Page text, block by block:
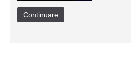
Continuare